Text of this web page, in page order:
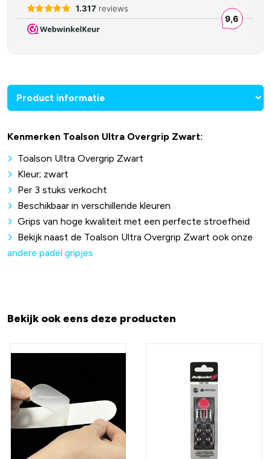
Kenmerken Toalson Ultra Overgrip Zwart:
Toalson Ultra Overgrip Zwart
Kleur; zwart
Per 3 stuks verkocht
Beschikbaar in verschillende kleuren
Grips van hoge kwaliteit met een perfecte stroefheid
Bekijk naast de Toalson Ultra Overgrip Zwart ook onze
andere padel gripjes
Bekijk ook eens deze producten